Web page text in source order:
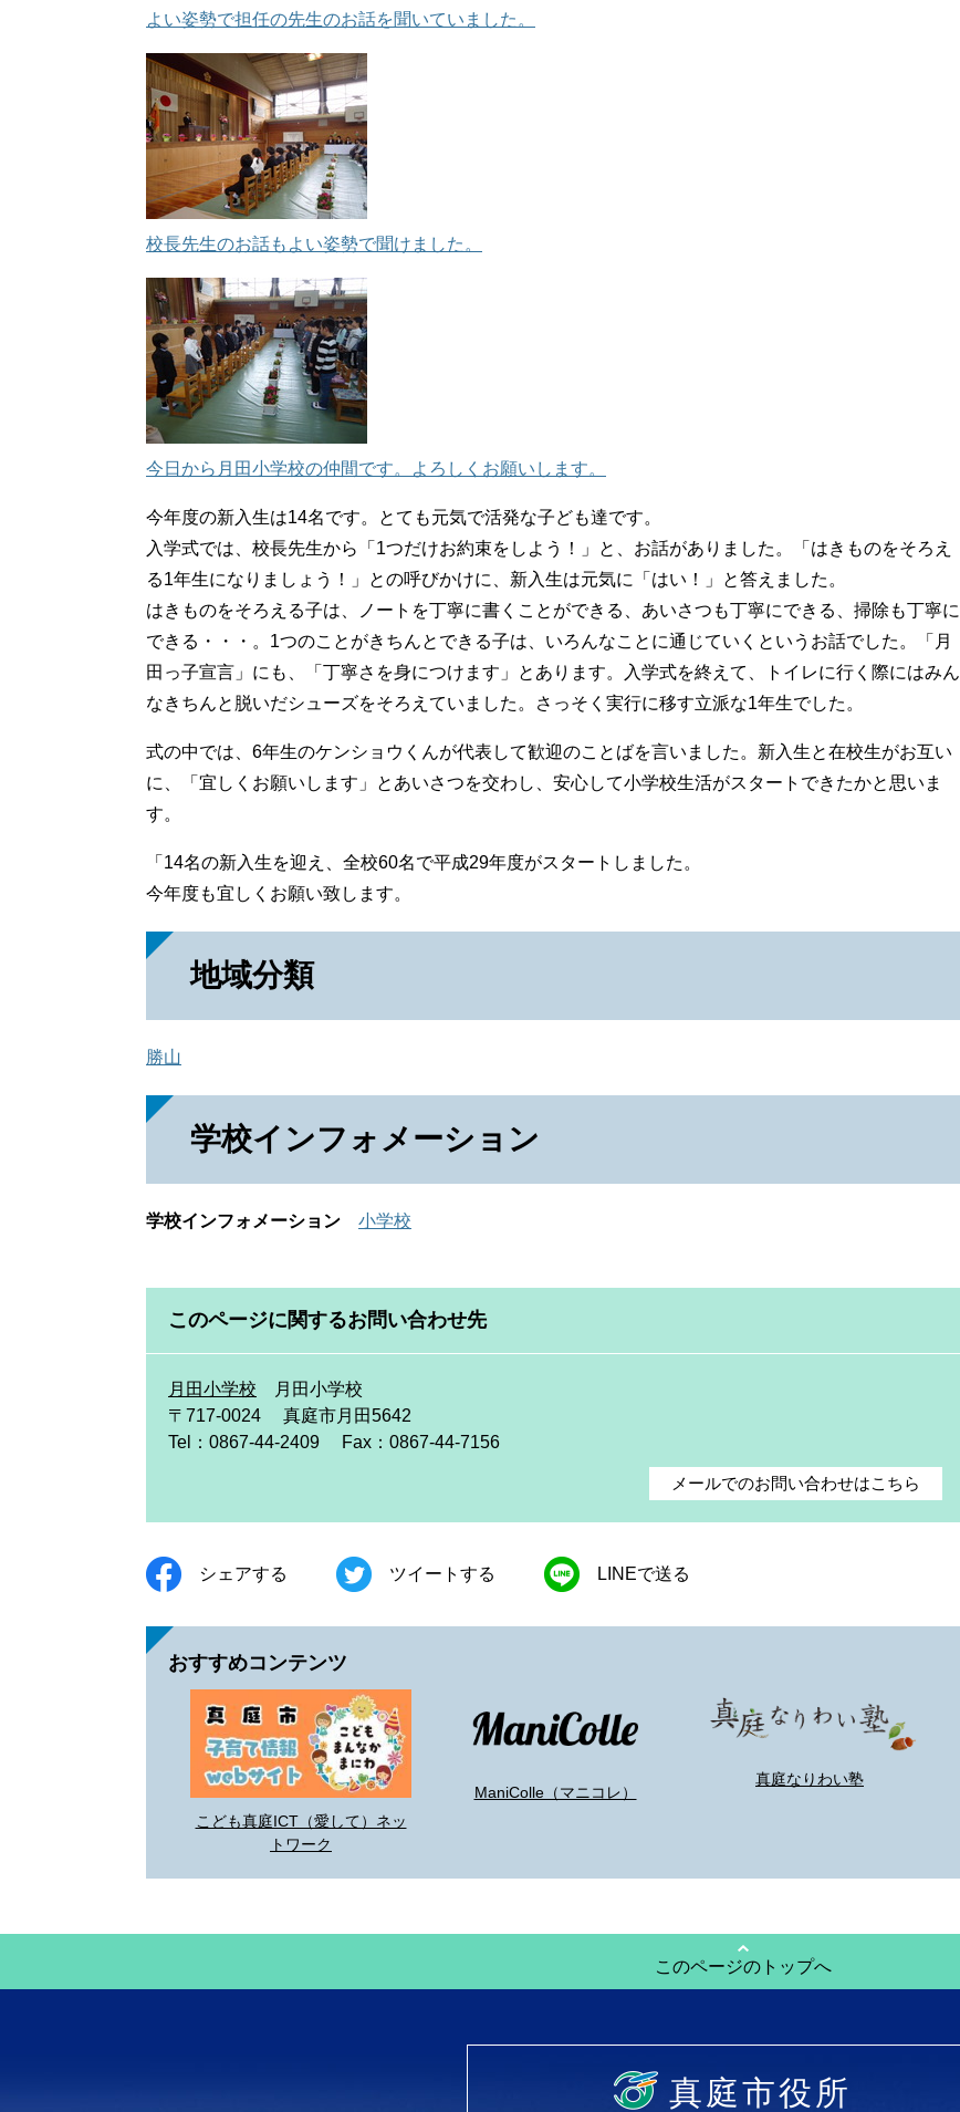
よい姿勢で担任の先生のお話を聞いていました。
校長先生のお話もよい姿勢で聞けました。
今日から月田小学校の仲間です。よろしくお願いします。
今年度の新入生は14名です。とても元気で活発な子ども達です。
入学式では、校長先生から「1つだけお約束をしよう！」と、お話がありました。「はきものをそろえ
る1年生になりましょう！」との呼びかけに、新入生は元気に「はい！」と答えました。
はきものをそろえる子は、ノートを丁寧に書くことができる、あいさつも丁寧にできる、掃除も丁寧に
できる・・・。1つのことがきちんとできる子は、いろんなことに通じていくというお話でした。「月
田っ子宣言」にも、「丁寧さを身につけます」とあります。入学式を終えて、トイレに行く際にはみん
なきちんと脱いだシューズをそろえていました。さっそく実行に移す立派な1年生でした。
式の中では、6年生のケンショウくんが代表して歓迎のことばを言いました。新入生と在校生がお互い
に、「宜しくお願いします」とあいさつを交わし、安心して小学校生活がスタートできたかと思いま
す。
「14名の新入生を迎え、全校60名で平成29年度がスタートしました。
今年度も宜しくお願い致します。
地域分類
勝山
学校インフォメーション
学校インフォメーション 小学校
このページに関するお問い合わせ先
月田小学校
月田小学校
〒717-0024
真庭市月田5642
Tel：0867-44-2409
Fax：0867-44-7156
メールでのお問い合わせはこちら
シェアする ツイートする LINEで送る
おすすめコンテンツ
こども真庭ICT（愛して）ネッ
トワーク
ManiColle（マニコレ）
真庭なりわい塾
このページのトップへ
真庭市役所